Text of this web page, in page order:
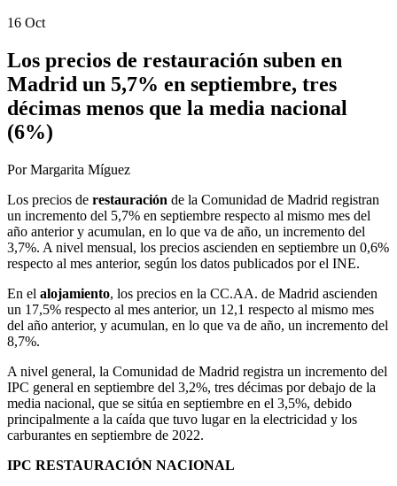
16 Oct
Los precios de restauración suben en
Madrid un 5,7% en septiembre, tres
décimas menos que la media nacional
(6%)
Por Margarita Míguez
Los precios de restauración de la Comunidad de Madrid registran
un incremento del 5,7% en septiembre respecto al mismo mes del
año anterior y acumulan, en lo que va de año, un incremento del
3,7%. A nivel mensual, los precios ascienden en septiembre un 0,6%
respecto al mes anterior, según los datos publicados por el INE.
En el alojamiento, los precios en la CC.AA. de Madrid ascienden
un 17,5% respecto al mes anterior, un 12,1 respecto al mismo mes
del año anterior, y acumulan, en lo que va de año, un incremento del
8,7%.
A nivel general, la Comunidad de Madrid registra un incremento del
IPC general en septiembre del 3,2%, tres décimas por debajo de la
media nacional, que se sitúa en septiembre en el 3,5%, debido
principalmente a la caída que tuvo lugar en la electricidad y los
carburantes en septiembre de 2022.
IPC RESTAURACIÓN NACIONAL